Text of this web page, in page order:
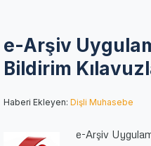
e-Arşiv
Bildirim
Haberi Ekleyen:Dişli Muhasebe
e-Arşiv